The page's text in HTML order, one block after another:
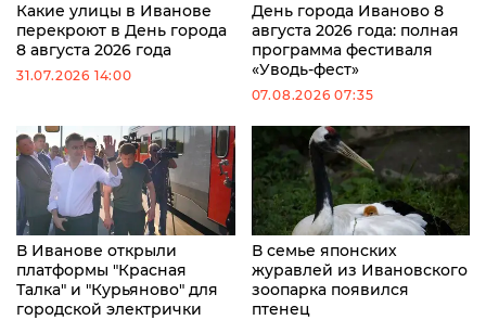
Какие улицы в Иванове
перекроют в День города
8 августа 2026 года
31.07.2026 14:00
День города Иваново 8
августа 2026 года: полная
программа фестиваля
«Уводь-фест»
07.08.2026 07:35
В Иванове открыли
платформы "Красная
Талка" и "Курьяново" для
городской электрички
В семье японских
журавлей из Ивановского
зоопарка появился
птенец